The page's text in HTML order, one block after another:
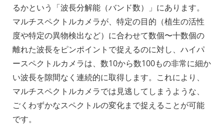
るかという「波長分解能（バンド数）」にあります。
マルチスペクトルカメラが、特定の目的（植生の活性
度や特定の異物検出など）に合わせて数個〜十数個の
離れた波長をピンポイントで捉えるのに対し、ハイパ
ースペクトルカメラは、数10から数100もの非常に細か
い波長を隙間なく連続的に取得します。これにより、
マルチスペクトルカメラでは見逃してしまうような、
ごくわずかなスペクトルの変化まで捉えることが可能
です。